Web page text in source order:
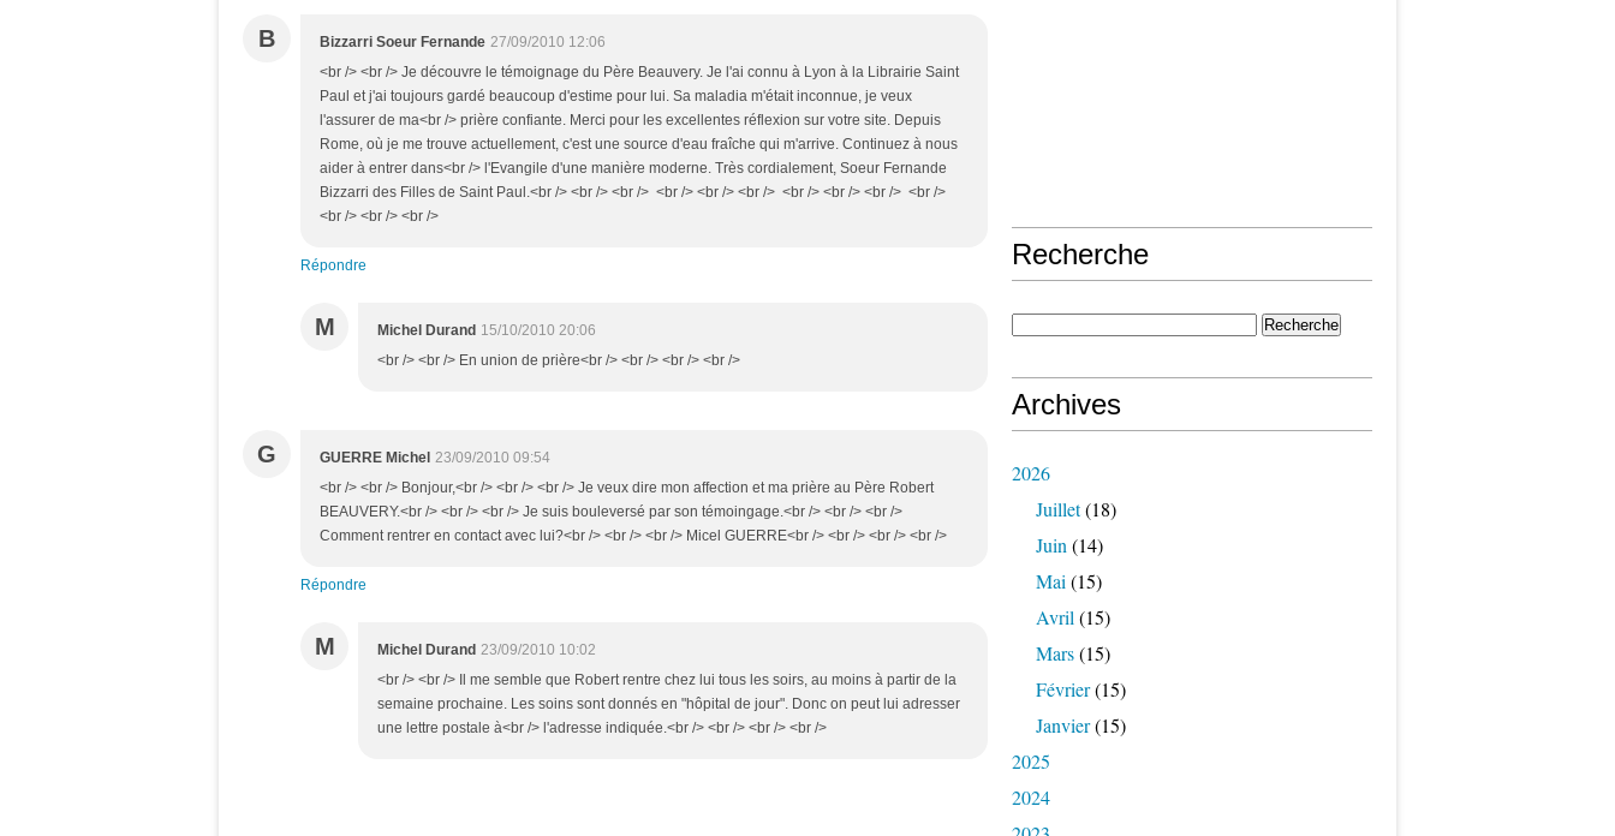
B Bizzarri Soeur Fernande 27/09/2010 12:06
<br /> <br /> Je découvre le témoignage du Père Beauvery. Je l'ai connu à Lyon à la Librairie Saint
Paul et j'ai toujours gardé beaucoup d'estime pour lui. Sa maladia m'était inconnue, je veux
l'assurer de ma<br /> prière confiante. Merci pour les excellentes réflexion sur votre site. Depuis
Rome, où je me trouve actuellement, c'est une source d'eau fraîche qui m'arrive. Continuez à nous
aider à entrer dans<br /> l'Evangile d'une manière moderne. Très cordialement, Soeur Fernande
Bizzarri des Filles de Saint Paul.<br /> <br /> <br /> <br /> <br /> <br /> <br /> <br /> <br /> <br />
<br /> <br /> <br />
Répondre
M Michel Durand 15/10/2010 20:06
<br /> <br /> En union de prière<br /> <br /> <br /> <br />
G GUERRE Michel 23/09/2010 09:54
<br /> <br /> Bonjour,<br /> <br /> <br /> Je veux dire mon affection et ma prière au Père Robert
BEAUVERY.<br /> <br /> <br /> Je suis bouleversé par son témoingage.<br /> <br /> <br />
Comment rentrer en contact avec lui?<br /> <br /> <br /> Micel GUERRE<br /> <br /> <br /> <br />
Répondre
M Michel Durand 23/09/2010 10:02
<br /> <br /> Il me semble que Robert rentre chez lui tous les soirs, au moins à partir de la
semaine prochaine. Les soins sont donnés en "hôpital de jour". Donc on peut lui adresser
une lettre postale à<br /> l'adresse indiquée.<br /> <br /> <br /> <br />
Recherche
Archives
2026
Juillet(18)
Juin (14)
Mai (15)
Avril (15)
Mars(15)
Février(15)
Janvier(15)
2025
2024